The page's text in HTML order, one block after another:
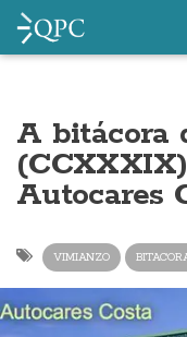
A bitácora
Autocares
VIMIANZO